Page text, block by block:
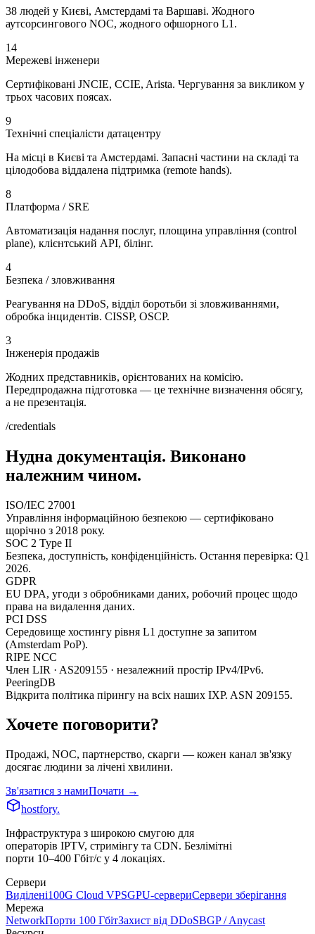
38 людей у Києві, Амстердамі та Варшаві. Жодного
аутсорсингового NOC, жодного офшорного L1.
14
Мережеві інженери
Сертифіковані JNCIE, CCIE, Arista. Чергування за викликом у
трьох часових поясах.
9
Технічні спеціалісти датацентру
На місці в Києві та Амстердамі. Запасні частини на складі та
цілодобова віддалена підтримка (remote hands).
8
Платформа / SRE
Автоматизація надання послуг, площина управління (control
plane), клієнтський API, білінг.
4
Безпека / зловживання
Реагування на DDoS, відділ боротьби зі зловживаннями,
обробка інцидентів. CISSP, OSCP.
3
Інженерія продажів
Жодних представників, орієнтованих на комісію.
Передпродажна підготовка — це технічне визначення обсягу,
а не презентація.
/credentials
Нудна документація. Виконано
належним чином.
ISO/IEC 27001
Управління інформаційною безпекою — сертифіковано
щорічно з 2018 року.
SOC 2 Type II
Безпека, доступність, конфіденційність. Остання перевірка: Q1
2026.
GDPR
EU DPA, угоди з обробниками даних, робочий процес щодо
права на видалення даних.
PCI DSS
Середовище хостингу рівня L1 доступне за запитом
(Amsterdam PoP).
RIPE NCC
Член LIR · AS209155 · незалежний простір IPv4/IPv6.
PeeringDB
Відкрита політика пірингу на всіх наших IXP. ASN 209155.
Хочете поговорити?
Продажі, NOC, партнерство, скарги — кожен канал зв'язку
досягає людини за лічені хвилини.
Зв'язатися з намиПочати →
hostfory.
Інфраструктура з широкою смугою для
операторів IPTV, стримінгу та CDN. Безлімітні
порти 10–400 Гбіт/с у 4 локаціях.
Сервери
Виділені100G Cloud VPSGPU-сервериСервери зберігання
Мережа
NetworkПорти 100 ГбітЗахист від DDoSBGP / Anycast